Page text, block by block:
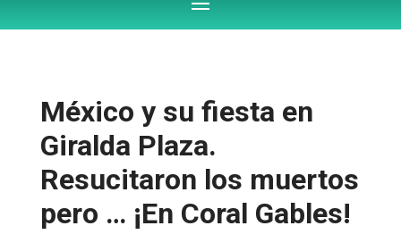
México y su fiesta en
Giralda Plaza.
Resucitaron los muertos
pero … ¡En Coral Gables!